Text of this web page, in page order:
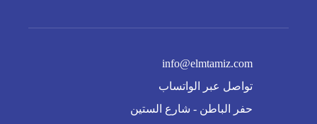
info@elmtamiz.com
تواصل عبر الواتساب
حفر الباطن - شارع الستين